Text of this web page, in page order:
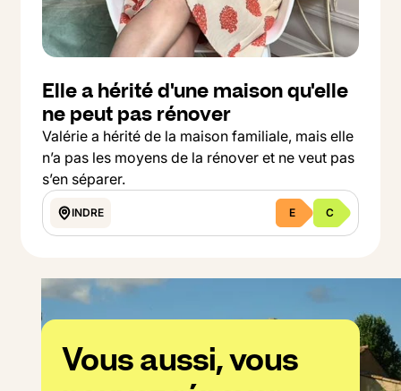
Elle a hérité d'une maison qu'elle
ne peut pas rénover
Valérie a hérité de la maison familiale, mais elle
n’a pas les moyens de la rénover et ne veut pas
s’en séparer.
INDRE E C
Vous aussi, vous